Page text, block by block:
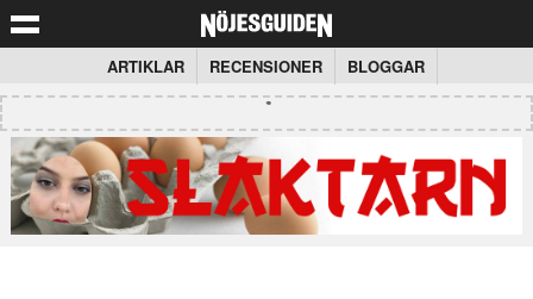
ARTIKLAR RECENSIONER BLOGGAR